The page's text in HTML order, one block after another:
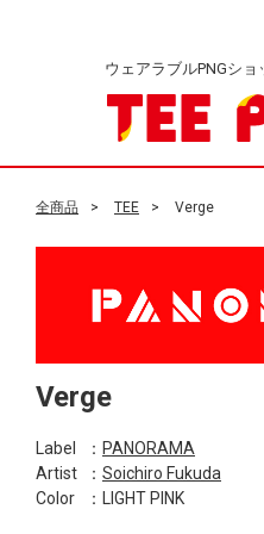
ウェアラブルPNGシ
全商品 TEE Verge
Verge
Label ： PANORAMA
Artist
： Soichiro Fukuda
Color
：LIGHT PINK